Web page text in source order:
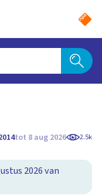
tot 8 aug 2026 2.5k
2026 van